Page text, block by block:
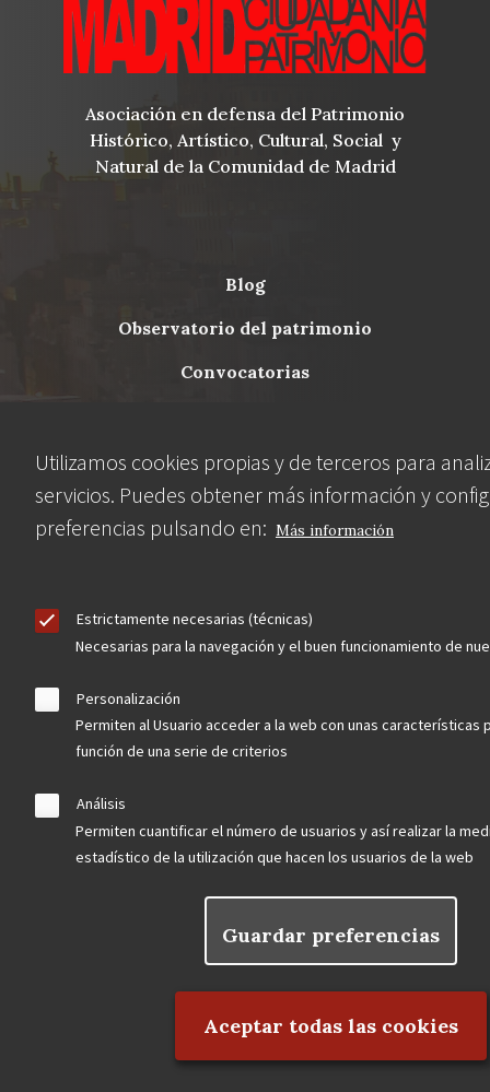
Utilizamos cookies propias y de terceros para
servicios. Puedes obtener más información y
preferencias pulsando en: Más información
Estrictamente necesarias (técnicas)
Necesarias para la navegación y el buen funcionamiento de
Personalización
Permiten al Usuario acceder a la web con unas características
función de una serie de criterios
Análisis
Permiten cuantificar el número de usuarios y así realizar la
estadístico de la utilización que hacen los usuarios de la web
Guardar preferencias
Aceptar todas las cookies
Asociación en defensa del Patrimonio
Histórico, Artístico, Cultural, Social y
Natural de la Comunidad de Madrid
Menu
blog
observatorio del patrimonio
convocatorias
buscador avanzado
Nuestras redes
Contacta
Hazte socio